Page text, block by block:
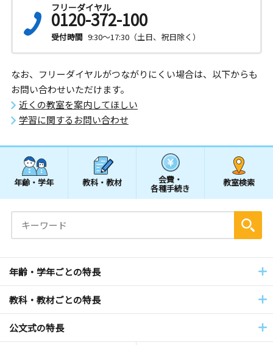
フリーダイヤル
0120-372-100
受付時間 9:30～17:30（土日、祝日除く）
なお、フリーダイヤルがつながりにくい場合は、以下からも
お問い合わせいただけます。
近くの教室を案内してほしい
学習に関するお問い合わせ
年齢・学年 教科・教材 会費・
各種手続き
教室検索
年齢・学年ごとの特長
教科・教材ごとの特長
公文式の特長